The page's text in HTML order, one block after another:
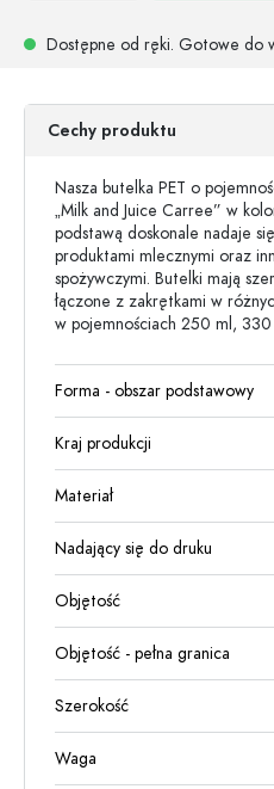
Dostępne od ręki. Gotowe do
Cechy produktu
Nasza butelka PET o
„Milk and Juice Carree” w
podstawą doskonale nadaje
produktami mlecznymi oraz
spożywczymi. Butelki mają
łączone z zakrętkami w
w pojemnościach 250 ml,
Forma - obszar podstawowy
Kraj produkcji
Materiał
Nadający się do druku
Objętość
Objętość - pełna granica
Szerokość
Waga